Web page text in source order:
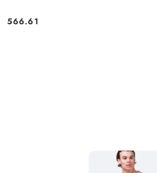
Cena:
566.61